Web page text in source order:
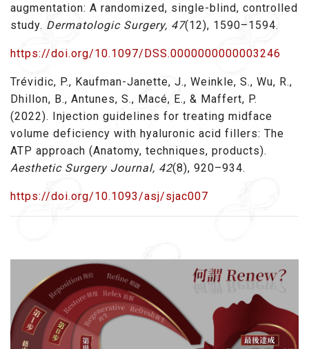
augmentation: A randomized, single-blind, controlled
study. Dermatologic Surgery, 47(12), 1590–1594.
https://doi.org/10.1097/DSS.0000000000003246
Trévidic, P., Kaufman-Janette, J., Weinkle, S., Wu, R.,
Dhillon, B., Antunes, S., Macé, E., & Maffert, P.
(2022). Injection guidelines for treating midface
volume deficiency with hyaluronic acid fillers: The
ATP approach (Anatomy, techniques, products).
Aesthetic Surgery Journal, 42(8), 920–934.
https://doi.org/10.1093/asj/sjac007